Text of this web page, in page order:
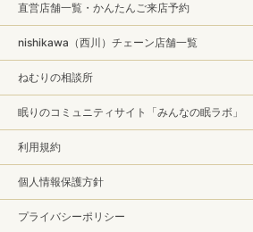
直営店舗一覧・かんたんご来店予約
nishikawa（西川）チェーン店舗一覧
ねむりの相談所
眠りのコミュニティサイト「みんなの眠ラボ」
利用規約
個人情報保護方針
プライバシーポリシー